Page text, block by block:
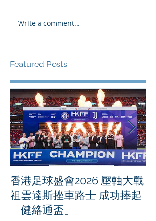
Write a comment...
Featured Posts
香港足球盛會2026 壓軸大戰
祖雲達斯挫車路士 成功捧起
「健絡通盃」